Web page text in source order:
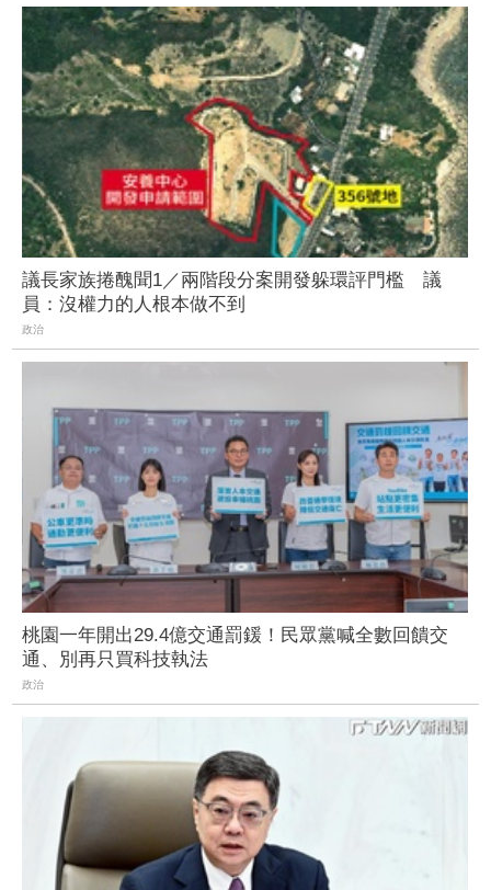
議長家族捲醜聞1／兩階段分案開發躲環評門檻 議
員：沒權力的人根本做不到
政治
桃園一年開出29.4億交通罰鍰！民眾黨喊全數回饋交
通、別再只買科技執法
政治